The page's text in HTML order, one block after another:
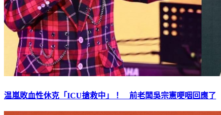
温嵐敗血性休克「ICU搶救中」！ 前老闆吳宗憲哽咽回應了